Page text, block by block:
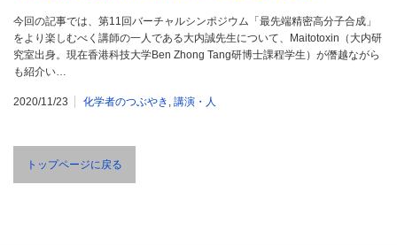
今回の記事では、第11回バーチャルシンポジウム「最先端精密高分子合成」
をより楽しむべく講師の一人である大内誠先生について、Maitotoxin（大内研
究室出身。現在香港科技大学Ben Zhong Tang研博士課程学生）が僭越ながら
も紹介い…
2020/11/23 化学者のつぶやき 講演・人
トップページに戻る